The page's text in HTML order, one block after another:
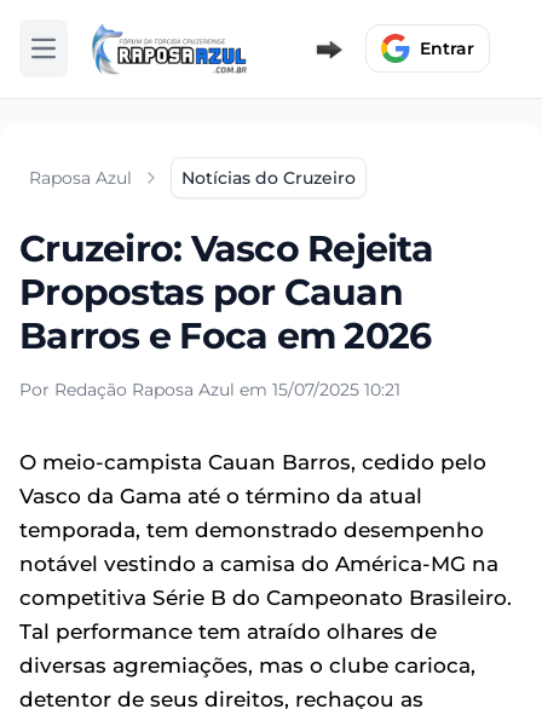
Abrir menu Entrar
Raposa Azul Notícias do Cruzeiro
Cruzeiro: Vasco Rejeita
Propostas por Cauan
Barros e Foca em 2026
Por Redação Raposa Azul em 15/07/2025 10:21
O meio-campista Cauan Barros, cedido pelo
Vasco da Gama até o término da atual
temporada, tem demonstrado desempenho
notável vestindo a camisa do América-MG na
competitiva Série B do Campeonato Brasileiro.
Tal performance tem atraído olhares de
diversas agremiações, mas o clube carioca,
detentor de seus direitos, rechaçou as